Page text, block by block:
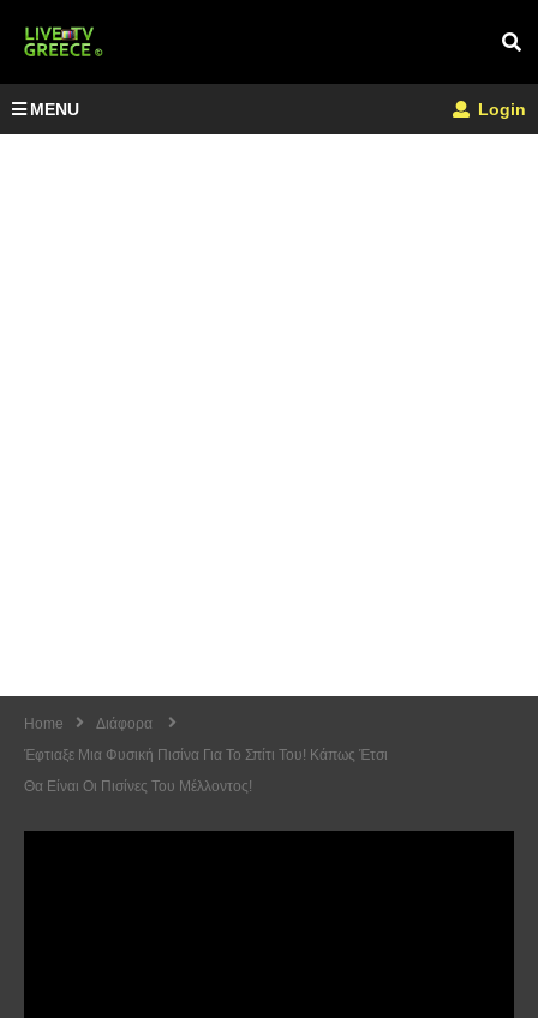
MENU Login
Home
Διάφορα
Έφτιαξε Μια Φυσική Πισίνα Για Το Σπίτι Του! Κάπως Έτσι
Θα Είναι Οι Πισίνες Του Μέλλοντος!